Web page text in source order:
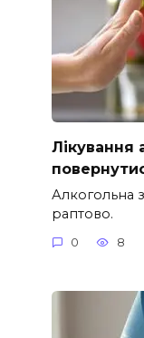
Лікування
Алкогольна
раптово.
0 8